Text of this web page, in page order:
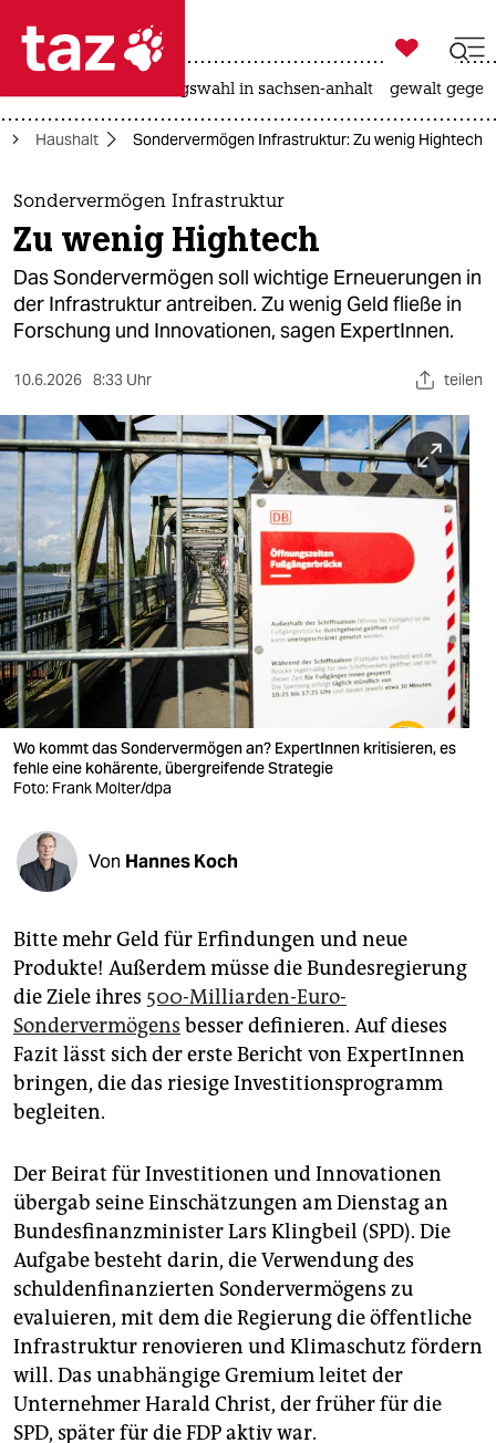
 taz zahl ich
taz zahl ich
themen
politik
öko
gesellschaft
sport
berlin
nord
wahrheit
verlag
verlag
veranstaltungen
shop
unterstützen
genossenschaft
epaper login

taz zahl ich
landtagswahl in sachsen-anhalt gewalt
Haushalt Sondervermögen Infrastruktur: Zu wenig Hightech
Sondervermögen Infrastruktur
Zu wenig Hightech
Das Sondervermögen soll wichtige Erneuerungen in
der Infrastruktur antreiben. Zu wenig Geld fließe in
Forschung und Innovationen, sagen ExpertInnen.
10.6.2026 8:33 Uhr teilen
Wo kommt das Sondervermögen an? ExpertInnen kritisieren, es
fehle eine kohärente, übergreifende Strategie
Foto: Frank Molter/dpa
Von Hannes Koch
Bitte mehr Geld für Erfindungen und neue
Produkte! Außerdem müsse die Bundesregierung
die Ziele ihres 500-Milliarden-Euro-
Sondervermögens besser definieren. Auf dieses
Fazit lässt sich der erste Bericht von ExpertInnen
bringen, die das riesige Investitionsprogramm
begleiten.
Der Beirat für Investitionen und Innovationen
übergab seine Einschätzungen am Dienstag an
Bundesfinanzminister Lars Klingbeil (SPD). Die
Aufgabe besteht darin, die Verwendung des
schuldenfinanzierten Sondervermögens zu
evaluieren, mit dem die Regierung die öffentliche
Infrastruktur renovieren und Klimaschutz fördern
will. Das unabhängige Gremium leitet der
Unternehmer Harald Christ, der früher für die
SPD, später für die FDP aktiv war.